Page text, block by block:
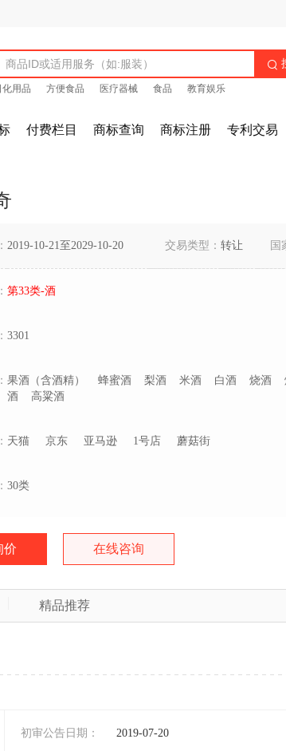

化用品 方便食品 医疗器械 食品 教育娱乐
付费栏目 商标查询 商标注册 专利交易
2019-10-21至2029-10-20 交易类型： 转让 国
第33类-酒
3301
果酒（含酒精） 蜂蜜酒 梨酒 米酒 白酒 烧酒
酒
高粱酒
天猫 京东 亚马逊 1号店 蘑菇街
30类
价 在线咨询
精品推荐
初审公告日期： 2019-07-20